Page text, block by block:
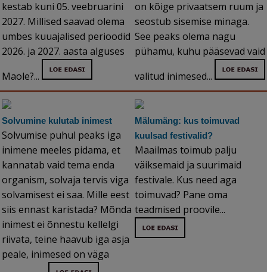
kestab kuni 05. veebruarini
2027. Millised saavad olema
umbes kuuajalised perioodid
2026. ja 2027. aasta alguses
Maole?...
on kõige privaatsem ruum ja
seostub sisemise minaga.
See peaks olema nagu
pühamu, kuhu pääsevad vaid
valitud inimesed...
Solvumine kulutab inimest
Solvumise puhul peaks iga
inimene meeles pidama, et
kannatab vaid tema enda
organism, solvaja tervis viga
solvamisest ei saa. Mille eest
siis ennast karistada? Mõnda
inimest ei õnnestu kellelgi
riivata, teine haavub iga asja
peale, inimesed on väga
Mälumäng: kus toimuvad
kuulsad festivalid?
Maailmas toimub palju
väiksemaid ja suurimaid
festivale. Kus need aga
toimuvad? Pane oma
teadmised proovile...